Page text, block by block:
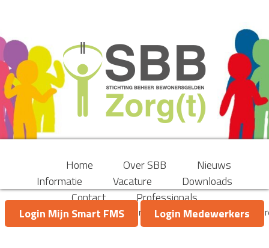
Home Over SBB
Nieuws
Informatie
Vacature
Downloads
Contact
Professionals
Login Mijn Smart FMS
Login Medewerkers
Klikhiervoor de nieuwe, bijgewerkte versie van het SBB